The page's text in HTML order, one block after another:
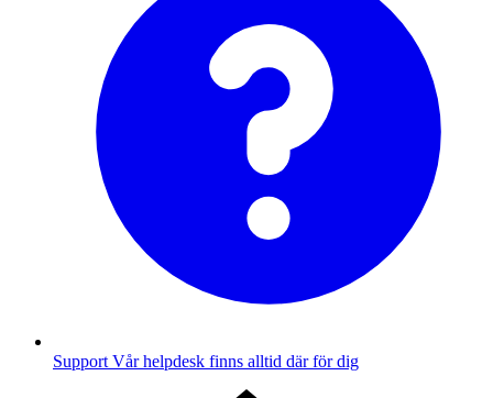
Support Vår helpdesk finns alltid där för dig